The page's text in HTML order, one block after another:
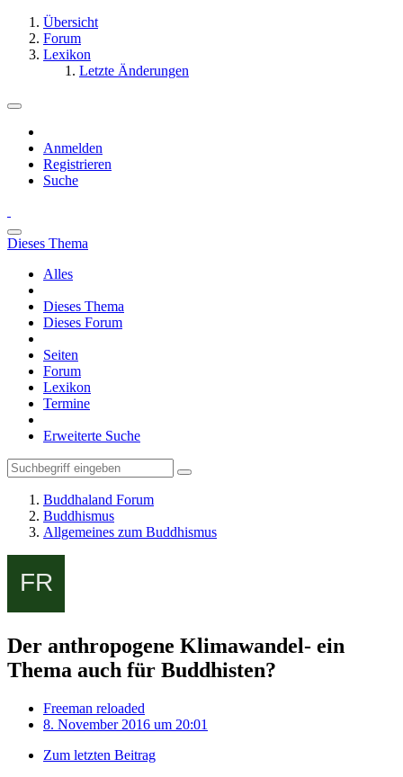
Übersicht
Forum
Lexikon
Letzte Änderungen
Anmelden
Registrieren
Suche
Dieses Thema
Alles
Dieses Thema
Dieses Forum
Seiten
Forum
Lexikon
Termine
Erweiterte Suche
Buddhaland Forum
Buddhismus
Allgemeines zum Buddhismus
Der anthropogene Klimawandel- ein
Thema auch für Buddhisten?
Freeman reloaded
8. November 2016 um 20:01
Zum letzten Beitrag